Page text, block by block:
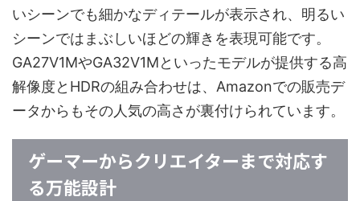
いシーンでも細かなディテールが表示され、明るい
シーンではまぶしいほどの輝きを表現可能です。
GA27V1MやGA32V1Mといったモデルが提供する高
解像度とHDRの組み合わせは、Amazonでの販売デ
ータからもその人気の高さが裏付けられています。
ゲーマーからクリエイターまで対応す
る万能設計